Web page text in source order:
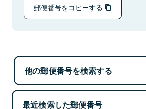
郵便番号をコピーする
他の郵便番号を検索する
最近検索した郵便番号